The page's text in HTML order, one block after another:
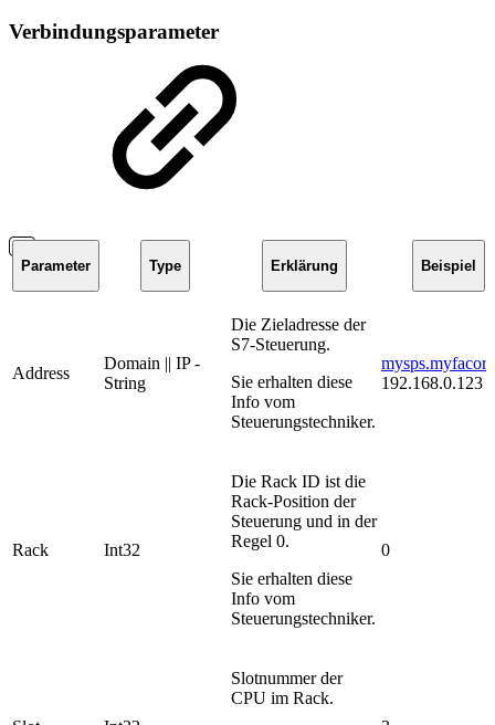
Verbindungsparameter
Parameter Type Erklärung Beispiel
Address
Domain || IP -
String
Die Zieladresse der
S7-Steuerung.
Sie erhalten diese
Info vom
Steuerungstechniker.
192.168.0.123
Rack Int32
Die Rack ID ist die
Rack-Position der
Steuerung und in der
Regel 0.
Sie erhalten diese
Info vom
Steuerungstechniker.
0
Slotnummer der
CPU im Rack.